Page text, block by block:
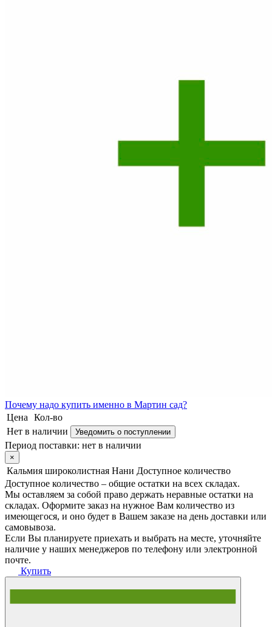
Почему надо купить именно в Мартин сад?
Цена
Кол-во
Нет в наличии
Уведомить о поступлении
Период поставки: нет в наличии
×
Кальмия широколистная Нани Доступное количество
Доступное количество – общие остатки на всех складах.
Мы оставляем за собой право держать неравные остатки на
складах. Оформите заказ на нужное Вам количество из
имеющегося, и оно будет в Вашем заказе на день доставки или
самовывоза.
Если Вы планируете приехать и выбрать на месте, уточняйте
наличие у наших менеджеров по телефону или электронной
почте.
Купить